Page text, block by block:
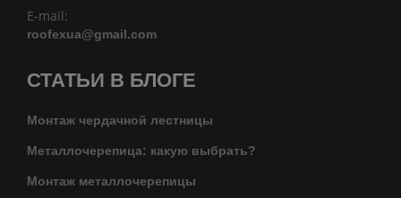
E-mail:
roofexua@gmail.com
СТАТЬИ В БЛОГЕ
Монтаж чердачной лестницы
Металлочерепица: какую выбрать?
Монтаж металлочерепицы